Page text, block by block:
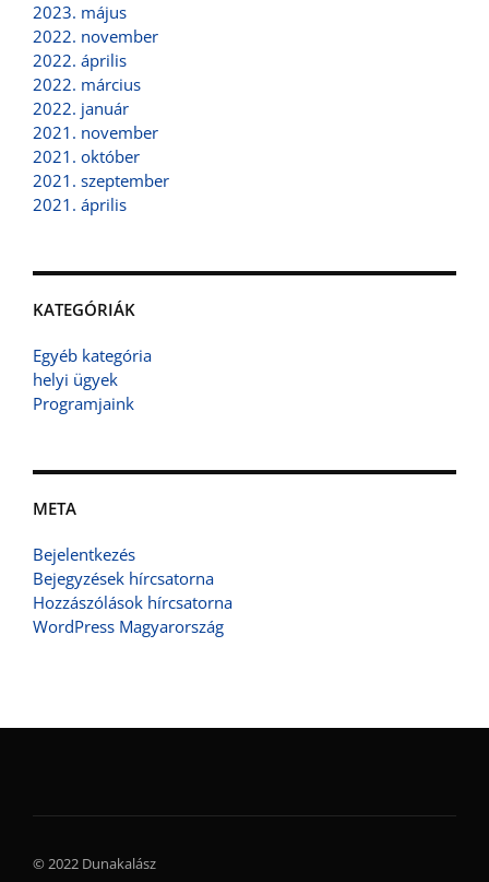
2023. május
2022. november
2022. április
2022. március
2022. január
2021. november
2021. október
2021. szeptember
2021. április
KATEGÓRIÁK
Egyéb kategória
helyi ügyek
Programjaink
META
Bejelentkezés
Bejegyzések hírcsatorna
Hozzászólások hírcsatorna
WordPress Magyarország
© 2022 Dunakalász